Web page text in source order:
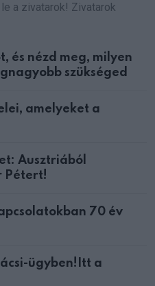
a zivatarok! Zivatarok
és nézd meg, milyen
szükséged
amelyeket a
Ausztriából
Pétert!
70 év
ügyben!Itt a